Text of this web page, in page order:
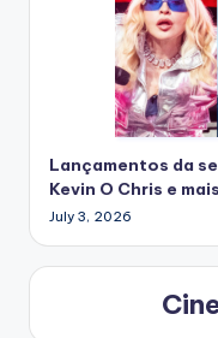
Lançamentos da
Kevin O Chris e mais
July 3, 2026